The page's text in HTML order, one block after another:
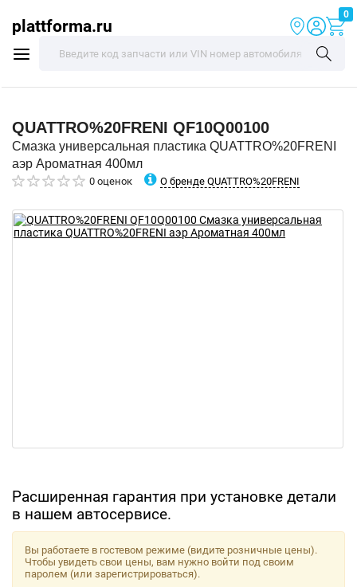
plattforma.ru
0
QUATTRO%20FRENI QF10Q00100
Смазка универсальная пластика QUATTRO%20FRENI
аэр Ароматная 400мл
0 оценок О бренде QUATTRO%20FRENI
Расширенная гарантия при установке детали
в нашем автосервисе.
Вы работаете в гостевом режиме (видите розничные цены).
Чтобы увидеть свои цены, вам нужно войти под своим
паролем (или зарегистрироваться).